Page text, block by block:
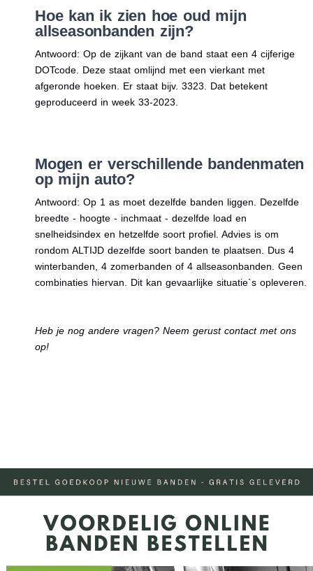
Hoe kan ik zien hoe oud mijn
allseasonbanden zijn?
Antwoord: Op de zijkant van de band staat een 4 cijferige
DOTcode. Deze staat omlijnd met een vierkant met
afgeronde hoeken. Er staat bijv. 3323. Dat betekent
geproduceerd in week 33-2023.
Mogen er verschillende bandenmaten
op mijn auto?
Antwoord: Op 1 as moet dezelfde banden liggen. Dezelfde
breedte - hoogte - inchmaat - dezelfde load en
snelheidsindex en hetzelfde soort profiel. Advies is om
rondom ALTIJD dezelfde soort banden te plaatsen. Dus 4
winterbanden, 4 zomerbanden of 4 allseasonbanden. Geen
combinaties hiervan. Dit kan gevaarlijke situatie`s opleveren.
Heb je nog andere vragen? Neem gerust contact met ons
op!